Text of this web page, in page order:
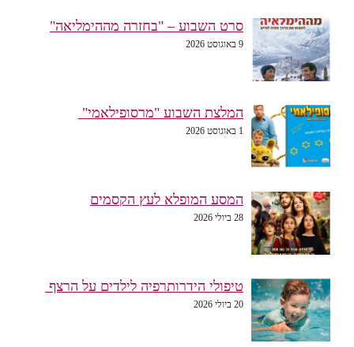
סרט השבוע – "בחזרה מההימליאה"
9 באוגוסט 2026
המלצת השבוע "מרסופילאמי"
1 באוגוסט 2026
המסע המופלא לעץ הקסמים
28 ביולי 2026
טיפולי הידרותרפיה לילדים על הרצף
20 ביולי 2026